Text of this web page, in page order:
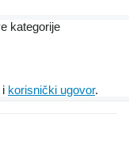
kategorije
i korisnički ugovor.